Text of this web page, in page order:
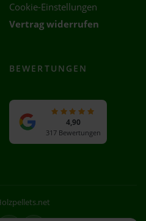
Cookie-Einstellungen
Vertrag widerrufen
BEWERTUNGEN
4,90
317 Bewertungen